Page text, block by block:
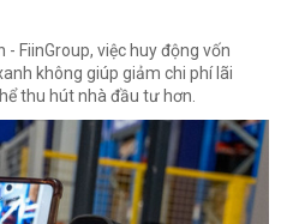
FiinGroup, việc huy động vốn
không giúp giảm chi phí lãi
thu hút nhà đầu tư hơn.